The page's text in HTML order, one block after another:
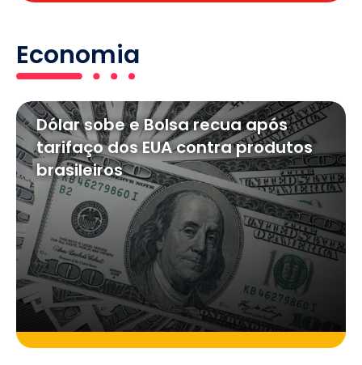
Economia
Dólar sobe e Bolsa recua após
tarifaço dos EUA contra produtos
brasileiros